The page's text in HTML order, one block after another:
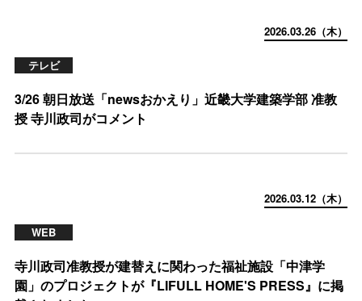
2026.03.26（木）
テレビ
3/26 朝日放送「newsおかえり」近畿大学建築学部 准教
授 寺川政司がコメント
2026.03.12（木）
WEB
寺川政司准教授が建替えに関わった福祉施設「中津学
園」のプロジェクトが『LIFULL HOME'S PRESS』に掲